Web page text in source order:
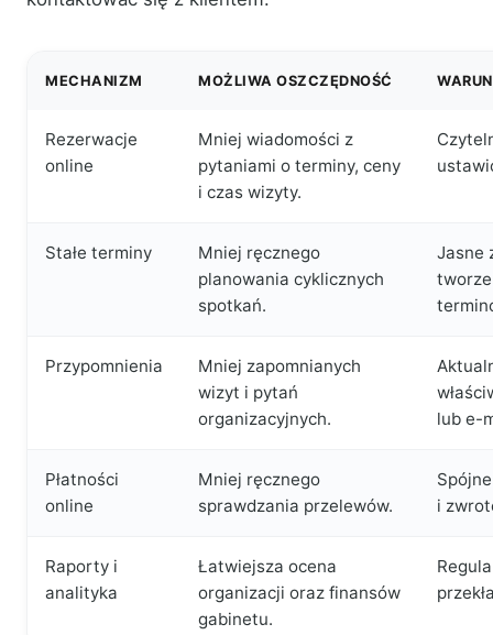
MECHANIZM MOŻLIWA OSZCZĘDNOŚĆ
Rezerwacje
online
Mniej wiadomości z
pytaniami o terminy, ceny
i czas wizyty.
Stałe terminy
Mniej ręcznego
planowania cyklicznych
spotkań.
Jasne
Przypomnienia
Mniej zapomnianych
wizyt i pytań
organizacyjnych.
lub e-
Płatności
online
Mniej ręcznego
sprawdzania przelewów.
i
Raporty i
analityka
Łatwiejsza ocena
organizacji oraz finansów
gabinetu.